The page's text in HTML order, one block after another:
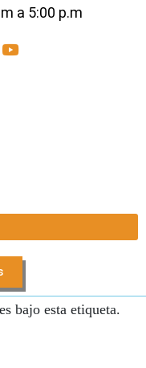
a 5:00 p.m
bajo esta etiqueta.